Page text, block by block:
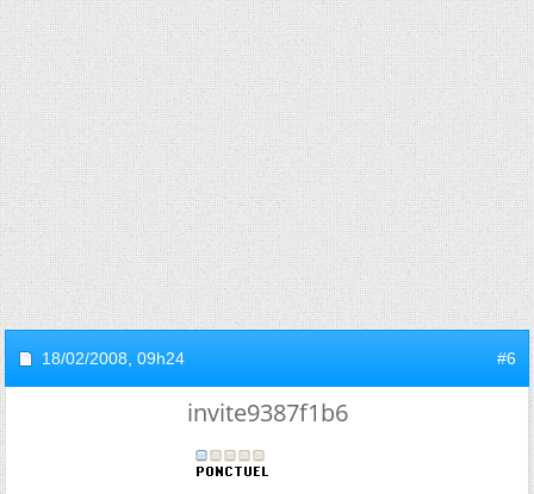
18/02/2008, 09h24 #6
invite9387f1b6